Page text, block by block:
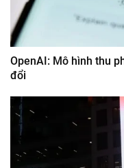
OpenAI: Mô hình thu
đổi